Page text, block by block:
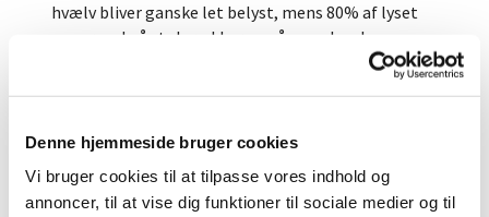
Denne hjemmeside bruger cookies
Vi bruger cookies til at tilpasse vores indhold og
annoncer, til at vise dig funktioner til sociale medier og til
hvælv bliver ganske let belyst, mens 80% af lyset
peger ned på stolerækkerne, så man kan læse
teksterne i salmebøgerne. På hver side af orglet er
Ifølge Marianne Tuxen er lyset det, som skaber det
symbolske bideled mellem det himmelske og det
jordiske. Det er tænkt ind i lys-laget, der skal give